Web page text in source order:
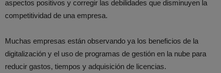
aspectos positivos y corregir las debilidades que disminuyen la
competitividad de una empresa.
Muchas empresas están observando ya los beneficios de la
digitalización y el uso de programas de gestión en la nube para
reducir gastos, tiempos y adquisición de licencias.